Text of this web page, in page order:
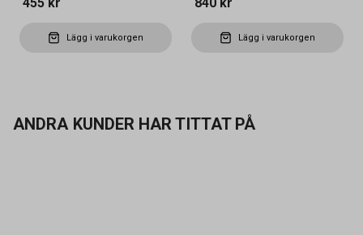
455 kr
Lägg i varukorgen
840 kr
Lägg i varukorgen
ANDRA KUNDER HAR TITTAT PÅ